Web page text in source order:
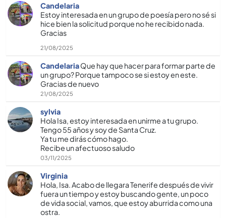
Candelaria
Estoy interesada en un grupo de poesía pero no sé si
hice bien la solicitud porque no he recibido nada.
Gracias
21/08/2025
CandelariaQue hay que hacer para formar parte de
un grupo? Porque tampoco se si estoy en este.
Gracias de nuevo
21/08/2025
sylvia
Hola Isa, estoy interesada en unirme a tu grupo.
Tengo 55 años y soy de Santa Cruz.
Ya tu me dirás cómo hago.
Recibe un afectuoso saludo
03/11/2025
Virginia
Hola, Isa. Acabo de llegara Tenerife después de vivir
fuera un tiempo y estoy buscando gente, un poco
de vida social, vamos, que estoy aburrida como una
ostra.